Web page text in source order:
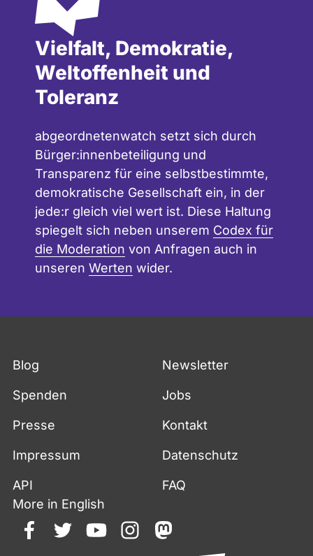
Vielfalt, Demokratie,
Weltoffenheit und
Toleranz
abgeordnetenwatch setzt sich durch
Bürger:innenbeteiligung und
Transparenz für eine selbstbestimmte,
demokratische Gesellschaft ein, in der
jede:r gleich viel wert ist. Diese Haltung
spiegelt sich neben unserem Codex für
die Moderation von Anfragen auch in
unseren Werten wider.
Blog Newsletter
Spenden Jobs
Presse Kontakt
Impressum Datenschutz
API
FAQ
More in English
facebooktwitteryoutubeinstagrammastodon